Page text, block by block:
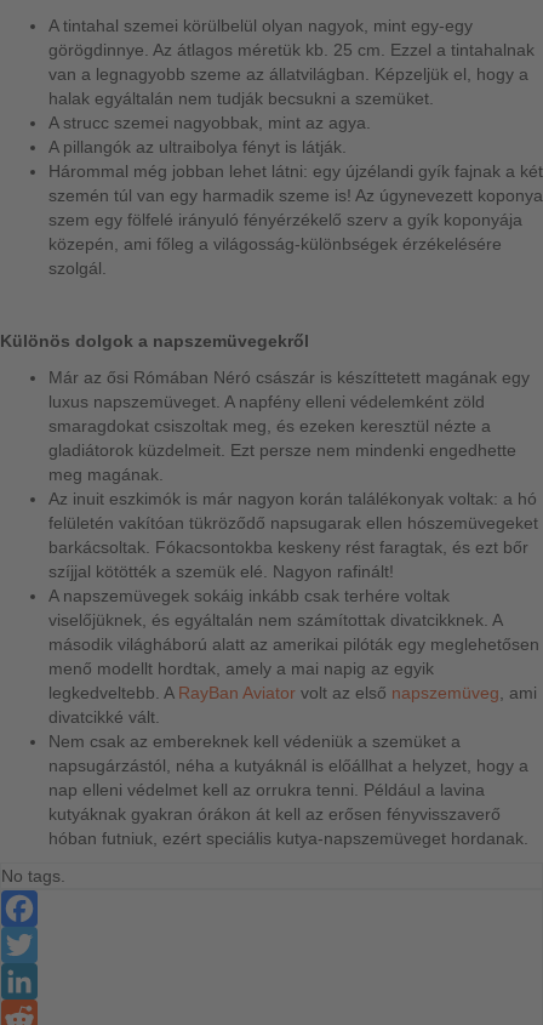
A tintahal szemei körülbelül olyan nagyok, mint egy-egy
görögdinnye. Az átlagos méretük kb. 25 cm. Ezzel a tintahalnak
van a legnagyobb szeme az állatvilágban. Képzeljük el, hogy a
halak egyáltalán nem tudják becsukni a szemüket.
A strucc szemei nagyobbak, mint az agya.
A pillangók az ultraibolya fényt is látják.
Hárommal még jobban lehet látni: egy újzélandi gyík fajnak a két
szemén túl van egy harmadik szeme is! Az úgynevezett koponya
szem egy fölfelé irányuló fényérzékelő szerv a gyík koponyája
közepén, ami főleg a világosság-különbségek érzékelésére
szolgál.
Különös dolgok a napszemüvegekről
Már az ősi Rómában Néró császár is készíttetett magának egy
luxus napszemüveget. A napfény elleni védelemként zöld
smaragdokat csiszoltak meg, és ezeken keresztül nézte a
gladiátorok küzdelmeit. Ezt persze nem mindenki engedhette
meg magának.
Az inuit eszkimók is már nagyon korán találékonyak voltak: a hó
felületén vakítóan tükröződő napsugarak ellen hószemüvegeket
barkácsoltak. Fókacsontokba keskeny rést faragtak, és ezt bőr
szíjjal kötötték a szemük elé. Nagyon rafinált!
A napszemüvegek sokáig inkább csak terhére voltak
viselőjüknek, és egyáltalán nem számítottak divatcikknek. A
második világháború alatt az amerikai pilóták egy meglehetősen
menő modellt hordtak, amely a mai napig az egyik
legkedveltebb. A RayBan Aviator volt az első napszemüveg , ami
divatcikké vált.
Nem csak az embereknek kell védeniük a szemüket a
napsugárzástól, néha a kutyáknál is előállhat a helyzet, hogy a
nap elleni védelmet kell az orrukra tenni. Például a lavina
kutyáknak gyakran órákon át kell az erősen fényvisszaverő
hóban futniuk, ezért speciális kutya-napszemüveget hordanak.
No tags.
Facebook
Twitter
LinkedIn